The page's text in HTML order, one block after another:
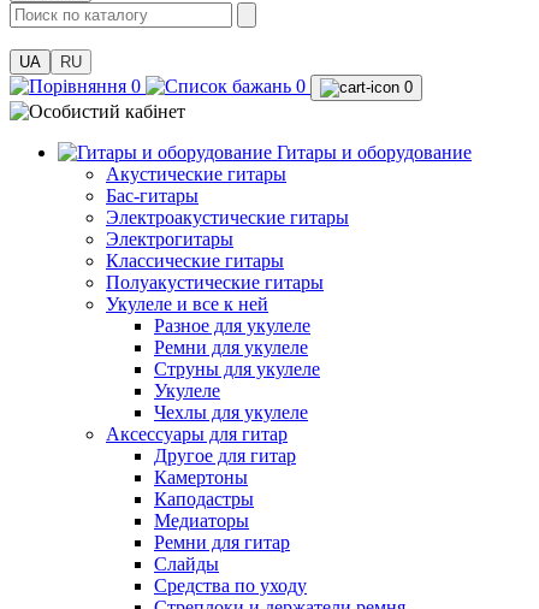
UA RU
0 0 0
Гитары и оборудование
Акустические гитары
Бас-гитары
Электроакустические гитары
Электрогитары
Классические гитары
Полуакустические гитары
Укулеле и все к ней
Разное для укулеле
Ремни для укулеле
Струны для укулеле
Укулеле
Чехлы для укулеле
Аксессуары для гитар
Другое для гитар
Камертоны
Каподастры
Медиаторы
Ремни для гитар
Слайды
Средства по уходу